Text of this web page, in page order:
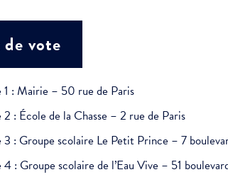
vote
1 : Mairie – 50 rue de Paris
: École de la Chasse – 2 rue de Paris
3 : Groupe scolaire Le Petit Prince – 7
: Groupe scolaire de l’Eau Vive – 51